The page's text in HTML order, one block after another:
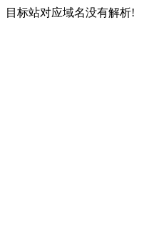
目标站对应域名没有解析!